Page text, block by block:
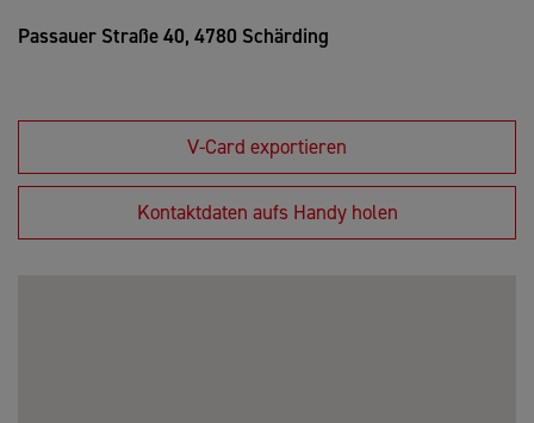
Passauer Straße 40, 4780 Schärding
V-Card exportieren
Kontaktdaten aufs Handy holen